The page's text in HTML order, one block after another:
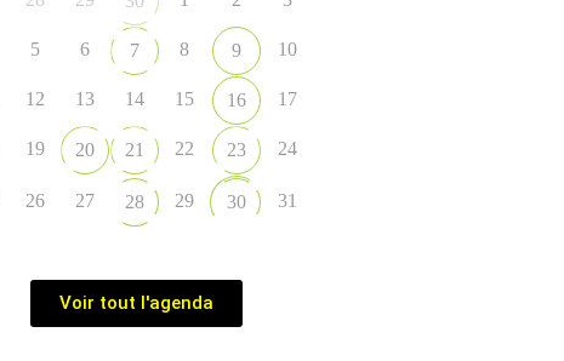
5 6 7 8 9 10
12 13 14 15 16 17
19 20 21 22 23 24
26 27 28 29 30 31
Voir tout l'agenda